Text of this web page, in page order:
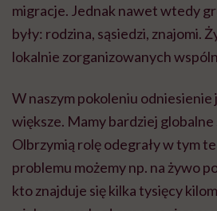
migracje. Jednak nawet wtedy
były: rodzina, sąsiedzi, znajomi.
lokalnie zorganizowanych
W naszym pokoleniu
większe. Mamy bardziej
Olbrzymią rolę odegrały w tym
problemu możemy np. na żywo
kto znajduje się kilka tysięcy